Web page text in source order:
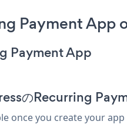
Payment App
Payment App
のRecurring
once you create your app